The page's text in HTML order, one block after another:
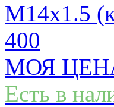
М14x1.5
400
МОЯ
Есть в